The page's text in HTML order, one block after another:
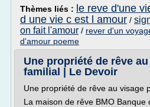
Thèmes liés : le reve d'une
d une vie c est l amour /
on fait l'amour / rever d'un
d'amour poeme
Une propriété de rêve
familial | Le Devoir
Une propriété de rêve au visage
La maison de rêve BMO Banque